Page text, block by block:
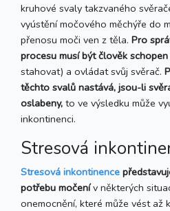
kruhové svaly takzvaného
vyústění močového měchýře do
přenosu moči ven z těla. Pro
procesu musí být člověk
stahovat) a ovládat svůj svěrač.
těchto svalů nastává, jsou-li
oslabeny, to ve výsledku může
inkontinenci.
Stresová
Stresová inkontinence
potřebu močenív některých
onemocnění, které může vést až